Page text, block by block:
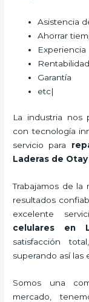
Asistencia
Ahorrar
Experiencia
Rentabilidad
Garantía
etc|
La industria nos
con tecnología
servicio para
Laderas de Otay
Trabajamos de
resultados
excelente
celulares en
satisfacción
superando así las
Somos una
mercado,